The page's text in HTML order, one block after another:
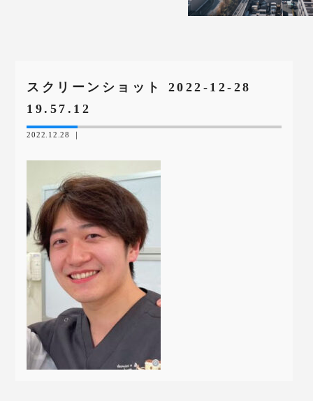
スクリーンショット 2022-12-28
19.57.12
2022.12.28 ｜